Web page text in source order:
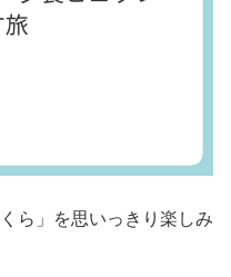
ら」を思いっきり楽しみ